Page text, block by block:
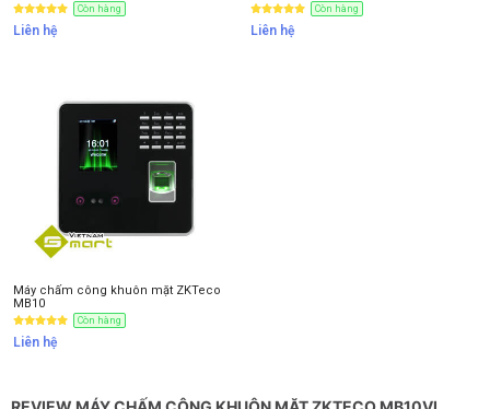
Còn hàng
Liên hệ
Còn hàng
Liên hệ
Máy chấm công khuôn mặt ZKTeco
MB10
Còn hàng
Liên hệ